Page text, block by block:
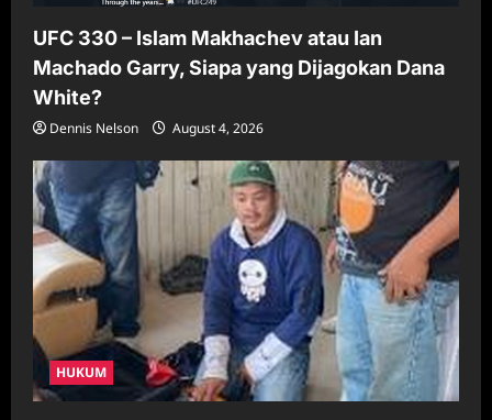
UFC 330 – Islam Makhachev atau Ian
Machado Garry, Siapa yang Dijagokan Dana
White?
Dennis Nelson August 4, 2026
HUKUM